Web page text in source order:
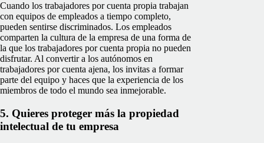
Cuando los trabajadores por cuenta propia trabajan
con equipos de empleados a tiempo completo,
pueden sentirse discriminados. Los empleados
comparten la cultura de la empresa de una forma de
la que los trabajadores por cuenta propia no pueden
disfrutar. Al convertir a los autónomos en
trabajadores por cuenta ajena, los invitas a formar
parte del equipo y haces que la experiencia de los
miembros de todo el mundo sea inmejorable.
5. Quieres proteger más la propiedad
intelectual de tu empresa